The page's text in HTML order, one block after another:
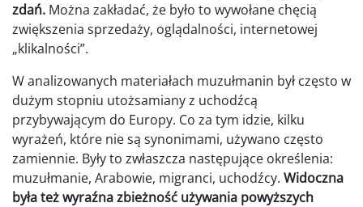
zdań. Można zakładać, że było to wywołane chęcią
zwiększenia sprzedaży, oglądalności, internetowej
„klikalności”.
W analizowanych materiałach muzułmanin był często w
dużym stopniu utożsamiany z uchodźcą
przybywającym do Europy. Co za tym idzie, kilku
wyrażeń, które nie są synonimami, używano często
zamiennie. Były to zwłaszcza następujące określenia:
muzułmanie, Arabowie, migranci, uchodźcy. Widoczna
była też wyraźna zbieżność używania powyższych